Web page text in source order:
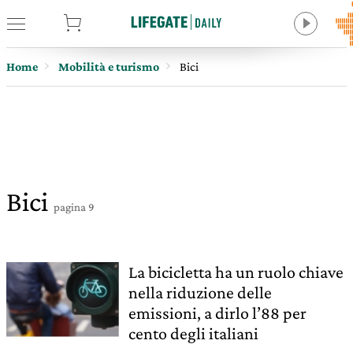
Home Mobilità e turismo Bici
Bici pagina 9
La bicicletta ha un ruolo chiave
nella riduzione delle
emissioni, a dirlo l’88 per
cento degli italiani